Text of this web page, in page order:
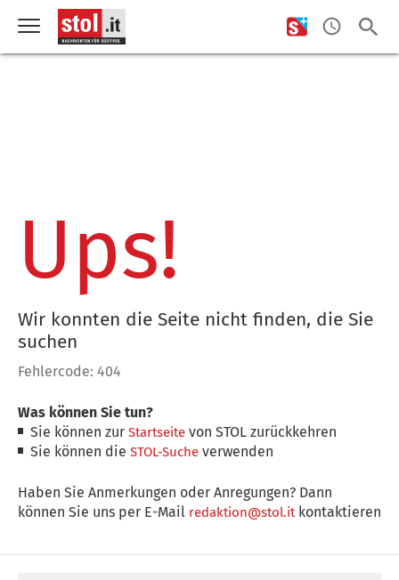
Ups!
Wir konnten die Seite nicht finden, die Sie
suchen
Fehlercode: 404
Was können Sie tun?
Sie können zurStartseite von STOL zurückkehren
Sie können dieSTOL-Suche verwenden
Haben Sie Anmerkungen oder Anregungen? Dann
können Sie uns per E-Mail redaktion@stol.itkontaktieren